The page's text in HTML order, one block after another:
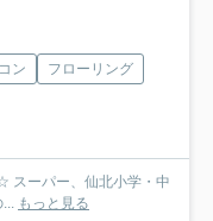
ン
フローリング
... もっと見る